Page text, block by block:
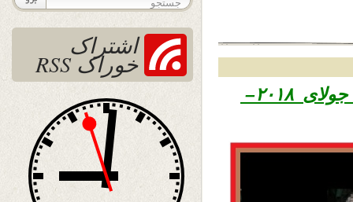
سرطان ۱۳۹۷ – ۱۶ جولای ۲۰۱۸–
اشتراک
خوراک RSS